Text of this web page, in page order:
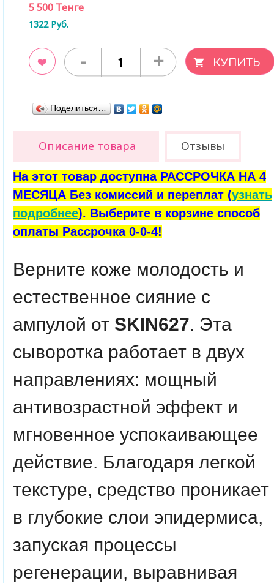
5 500 Тенге
1322 Руб.
- +
Поделиться…
Описание товара Отзывы
На этот товар доступна РАССРОЧКА НА 4
МЕСЯЦА Без комиссий и переплат (узнать
подробнее). Выберите в корзине способ
оплаты Рассрочка 0-0-4!
Верните коже молодость и
естественное сияние с
ампулой от SKIN627. Эта
сыворотка работает в двух
направлениях: мощный
антивозрастной эффект и
мгновенное успокаивающее
действие. Благодаря легкой
текстуре, средство проникает
в глубокие слои эпидермиса,
запуская процессы
регенерации, выравнивая